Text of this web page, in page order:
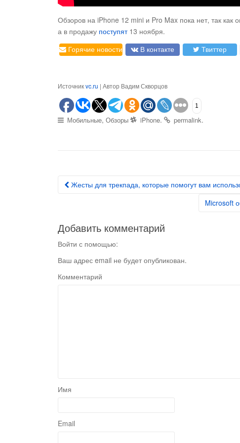
Обзоров на iPhone 12 mini и Pro Max пока нет, так как
а в продажу поступят13 ноября.
Горячие новости
В контакте Твиттер
Источникvc.ru | Автор Вадим Скворцов
1
Мобильные, Обзоры iPhone. permalink.
Post navigation
Жесты для трекпада, которые помогут вам
Microsoft
Добавить комментарий
Войти с помощью:
Ваш адрес email не будет опубликован.
Комментарий
Имя
Email